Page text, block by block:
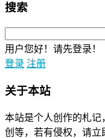
搜索
用户您好！请先登录！
登录 注册
关于本站
本站是个人创作的札
创等，若有侵权，请